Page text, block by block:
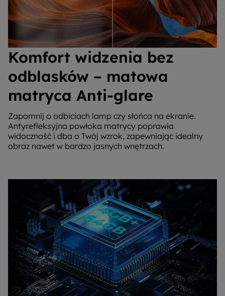
Komfort widzenia bez
odblasków – matowa
matryca Anti-glare
Zapomnij o odbiciach lamp czy słońca na ekranie.
Antyrefleksyjna powłoka matrycy poprawia
widoczność i dba o Twój wzrok, zapewniając idealny
obraz nawet w bardzo jasnych wnętrzach.